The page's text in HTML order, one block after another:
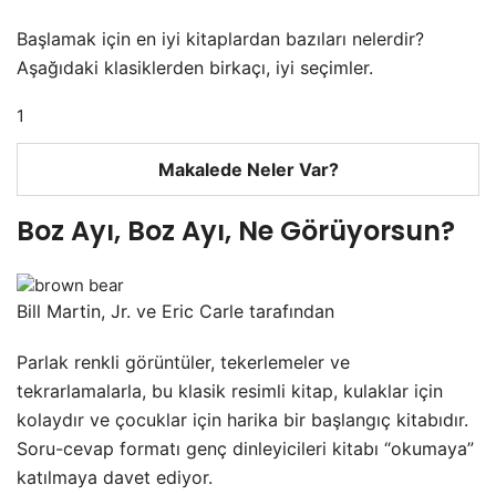
Başlamak için en iyi kitaplardan bazıları nelerdir?
Aşağıdaki klasiklerden birkaçı, iyi seçimler.
1
Makalede Neler Var?
Boz Ayı, Boz Ayı, Ne Görüyorsun?
Bill Martin, Jr. ve Eric Carle tarafından
Parlak renkli görüntüler, tekerlemeler ve
tekrarlamalarla, bu klasik resimli kitap, kulaklar için
kolaydır ve çocuklar için harika bir başlangıç kitabıdır.
Soru-cevap formatı genç dinleyicileri kitabı “okumaya”
katılmaya davet ediyor.